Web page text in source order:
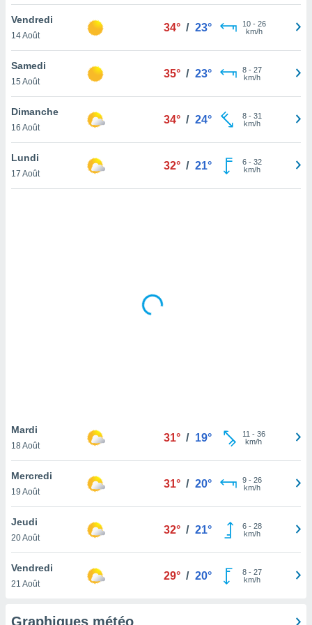
votre
à
en
le
notre
que
et que
Vendredi
14 Août
34° / 23° 10- 26
km/h
Samedi
15 Août
35° / 23° 8- 27
km/h
Dimanche
16 Août
34° / 24° 8- 31
km/h
Lundi
17 Août
32° / 21° 6- 32
km/h
Mardi
18 Août
31° / 19° 11 - 36
km/h
Mercredi
19 Août
31° / 20° 9- 26
km/h
Jeudi
20 Août
32° / 21° 6- 28
km/h
Vendredi
21 Août
29° / 20° 8- 27
km/h
Graphiques météo